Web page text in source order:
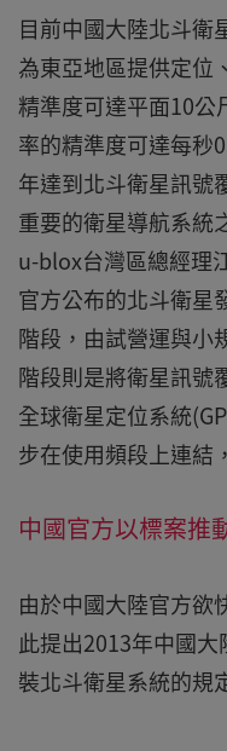
目前中國大陸北斗衛
為東亞地區提供定位
精準度可達平面10公
率的精準度可達每秒
年達到北斗衛星訊號
重要的衛星導航系統
u-blox台灣區總經理
官方公布的北斗衛星
階段，由試營運與小
階段則是將衛星訊號
全球衛星定位系統
步在使用頻段上連結
中國官方以標案推
由於中國大陸官方欲
此提出2013年中國
裝北斗衛星系統的規